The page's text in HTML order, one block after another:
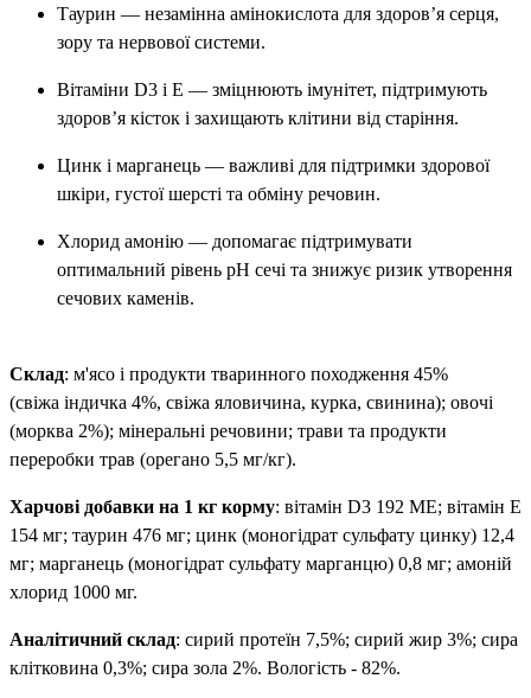
Таурин — незамінна амінокислота для здоров’я серця,
зору та нервової системи.
Вітаміни D3 і E — зміцнюють імунітет, підтримують
здоров’я кісток і захищають клітини від старіння.
Цинк і марганець — важливі для підтримки здорової
шкіри, густої шерсті та обміну речовин.
Хлорид амонію — допомагає підтримувати
оптимальний рівень pH сечі та знижує ризик утворення
сечових каменів.
Склад: м'ясо і продукти тваринного походження 45%
(свіжа індичка 4%, свіжа яловичина, курка, свинина); овочі
(морква 2%); мінеральні речовини; трави та продукти
переробки трав (орегано 5,5 мг/кг).
Харчові добавки на 1 кг корму: вітамін D3 192 МЕ; вітамін E
154 мг; таурин 476 мг; цинк (моногідрат сульфату цинку) 12,4
мг; марганець (моногідрат сульфату марганцю) 0,8 мг; амоній
хлорид 1000 мг.
Аналітичний склад: сирий протеїн 7,5%; сирий жир 3%; сира
клітковина 0,3%; сира зола 2%. Вологість - 82%.